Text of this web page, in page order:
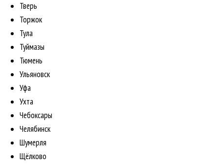
Тверь
Торжок
Тула
Туймазы
Тюмень
Ульяновск
Уфа
Ухта
Чебоксары
Челябинск
Шумерля
Щёлково